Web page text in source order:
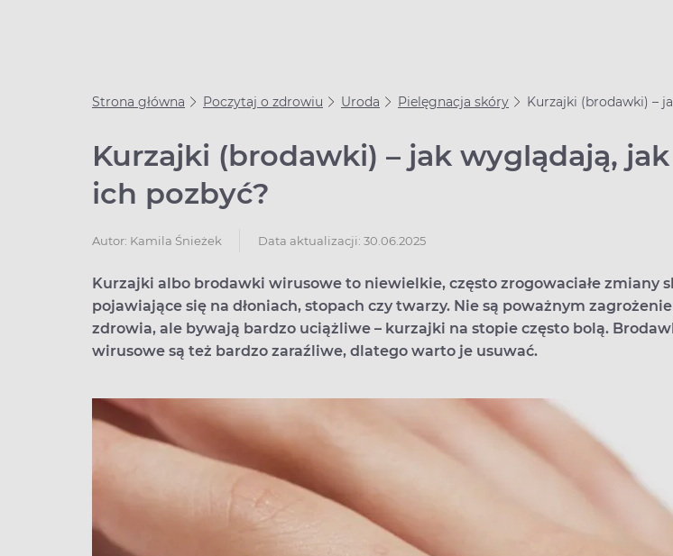
Strona główna Poczytaj o zdrowiu Uroda Pielęgnacja skóry Kurzajki (brodawki) –
Kurzajki (brodawki) – jak wyglądają,
ich pozbyć?
Autor: Kamila Śnieżek Data aktualizacji: 30.06.2025
Kurzajki albo brodawki wirusowe to niewielkie, często zrogowaciałe zmiany
pojawiające się na dłoniach, stopach czy twarzy. Nie są poważnym
zdrowia, ale bywają bardzo uciążliwe – kurzajki na stopie często bolą.
wirusowe są też bardzo zaraźliwe, dlatego warto je usuwać.